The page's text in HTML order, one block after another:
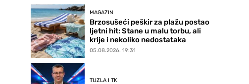
MAGAZIN
Brzosušeći peškir za plažu postao
ljetni hit: Stane u malu torbu, ali
krije i nekoliko nedostataka
05.08.2026. 19:31
TUZLA I TK